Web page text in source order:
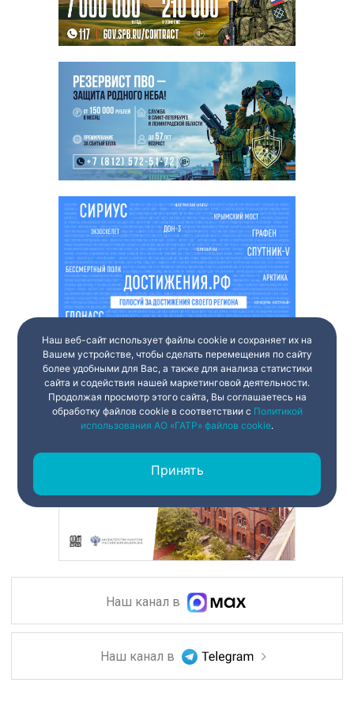
Наш канал в
Наш канал в
Наш веб-сайт использует файлы cookie и сохраняет их на
Вашем устройстве, чтобы сделать перемещения по сайту
более удобными для Вас, а также для анализа статистики
сайта и содействия нашей маркетинговой деятельности.
Продолжая просмотр этого сайта, Вы соглашаетесь на
обработку файлов cookie в соответствии с Политикой
использования АО «ГАТР» файлов cookie.
Принять